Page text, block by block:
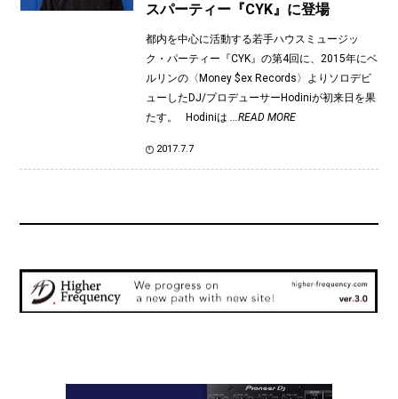
スパーティー『CYK』に登場
都内を中心に活動する若手ハウスミュージッ
ク・パーティー『CYK』の第4回に、2015年にベ
ルリンの〈Money $ex Records〉よりソロデビ
ューしたDJ/プロデューサーHodiniが初来日を果
たす。 Hodiniは ...READ MORE
2017.7.7